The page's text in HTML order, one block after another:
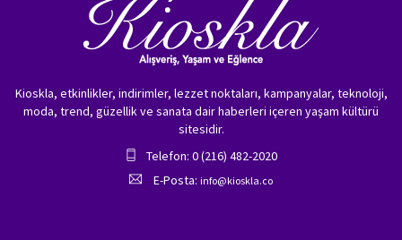
Kioskla, etkinlikler, indirimler, lezzet noktaları, kampanyalar, teknoloji,
moda, trend, güzellik ve sanata dair haberleri içeren yaşam kültürü
sitesidir.
Telefon: 0 (216) 482-2020
E-Posta: info@kioskla.co